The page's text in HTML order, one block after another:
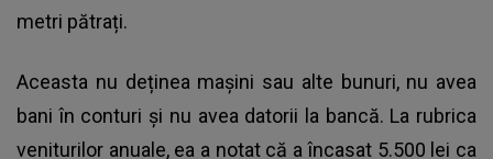
metri pătrați.
Aceasta nu deținea mașini sau alte bunuri, nu avea
bani în conturi și nu avea datorii la bancă. La rubrica
veniturilor anuale, ea a notat că a încasat 5.500 lei ca